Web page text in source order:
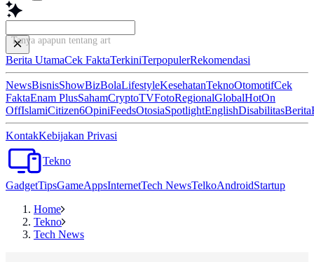
Tanya apapun tentang artikel ini.
Berita UtamaCek FaktaTerkiniTerpopulerRekomendasi
NewsBisnisShowBizBolaLifestyleKesehatanTeknoOtomotifCek
FaktaEnam PlusSahamCryptoTVFotoRegionalGlobalHotOn
OffIslamiCitizen6OpiniFeedsOtosiaSpotlightEnglishDisabilitasBerita
KontakKebijakan Privasi
Tekno
GadgetTipsGameAppsInternetTech NewsTelkoAndroidStartup
Home
Tekno
Tech News